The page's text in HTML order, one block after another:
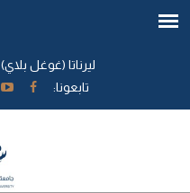
ليرناتا (غوغل بلاي)
تابعونا: